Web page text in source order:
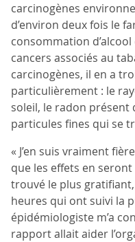
carcinogènes
d’environ deux fois le
consommation
cancers associés au
carcinogènes, il en a
particulièrement : le
soleil, le radon présent
particules fines qui se
« J’en suis vraiment
que les effets en
trouvé le plus gratifiant,
heures qui ont suivi la
épidémiologiste m’a
rapport allait aider